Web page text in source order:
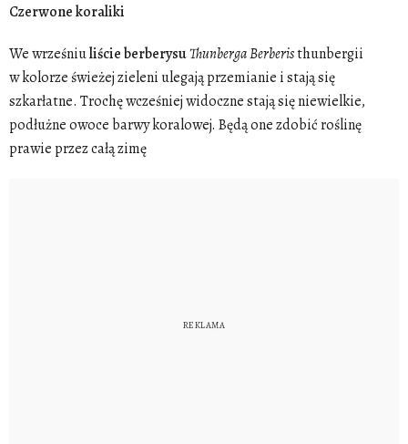
Czerwone koraliki
We wrześniuliścieberberysuThunbergaBerberisthunbergii
w kolorze świeżej zieleni ulegają przemianie i stają się
szkarłatne. Trochę wcześniej widoczne stają się niewielkie,
podłużne owoce barwy koralowej. Będą one zdobić roślinę
prawie przez całą zimę